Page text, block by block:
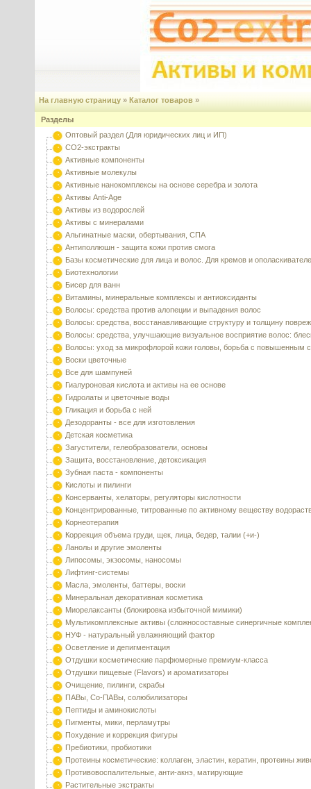
На главную страницу » Каталог товаров »
Разделы
Оптовый раздел (Для юридических лиц и ИП)
CO2-экстракты
Активные компоненты
Активные молекулы
Активные нанокомплексы на основе серебра и золота
Активы Anti-Age
Активы из водорослей
Активы с минералами
Альгинатные маски, обертывания, СПА
Антиполлюшн - защита кожи против смога
Базы косметические для лица и волос. Для кремов и
Биотехнологии
Бисер для ванн
Витамины, минеральные комплексы и антиоксиданты
Волосы: средства против алопеции и выпадения волос
Волосы: средства, восстанавливающие структуру и толщину
Волосы: средства, улучшающие визуальное восприятие волос:
Волосы: уход за микрофлорой кожи головы, борьба с повышенным
Воски цветочные
Все для шампуней
Гиалуроновая кислота и активы на ее основе
Гидролаты и цветочные воды
Гликация и борьба с ней
Дезодоранты - все для изготовления
Детская косметика
Загустители, гелеобразователи, основы
Защита, восстановление, детоксикация
Зубная паста - компоненты
Кислоты и пилинги
Консерванты, хелаторы, регуляторы кислотности
Концентрированные, титрованные по активному веществу
Корнеотерапия
Коррекция объема груди, щек, лица, бедер, талии (+и-)
Ланолы и другие эмоленты
Липосомы, экзосомы, наносомы
Лифтинг-системы
Масла, эмоленты, баттеры, воски
Минеральная декоративная косметика
Миорелаксанты (блокировка избыточной мимики)
Мультикомплексные активы (сложносоставные синергичные
НУФ - натуральный увлажняющий фактор
Осветление и депигментация
Отдушки косметические парфюмерные премиум-класса
Отдушки пищевые (Flavors) и ароматизаторы
Очищение, пилинги, скрабы
ПАВы, Со-ПАВы, солюбилизаторы
Пептиды и аминокислоты
Пигменты, мики, перламутры
Похудение и коррекция фигуры
Пребиотики, пробиотики
Протеины косметические: коллаген, эластин, кератин, протеины
Противовоспалительные, анти-акнэ, матирующие
Растительные экстракты